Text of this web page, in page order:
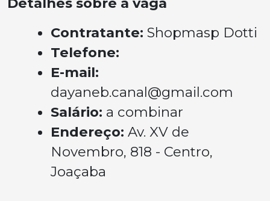
Contratante: Shopmasp Dotti
Telefone:
E-mail:
dayaneb.canal@gmail.com
Salário: a combinar
Endereço: Av. XV de
Novembro, 818 - Centro,
Joaçaba